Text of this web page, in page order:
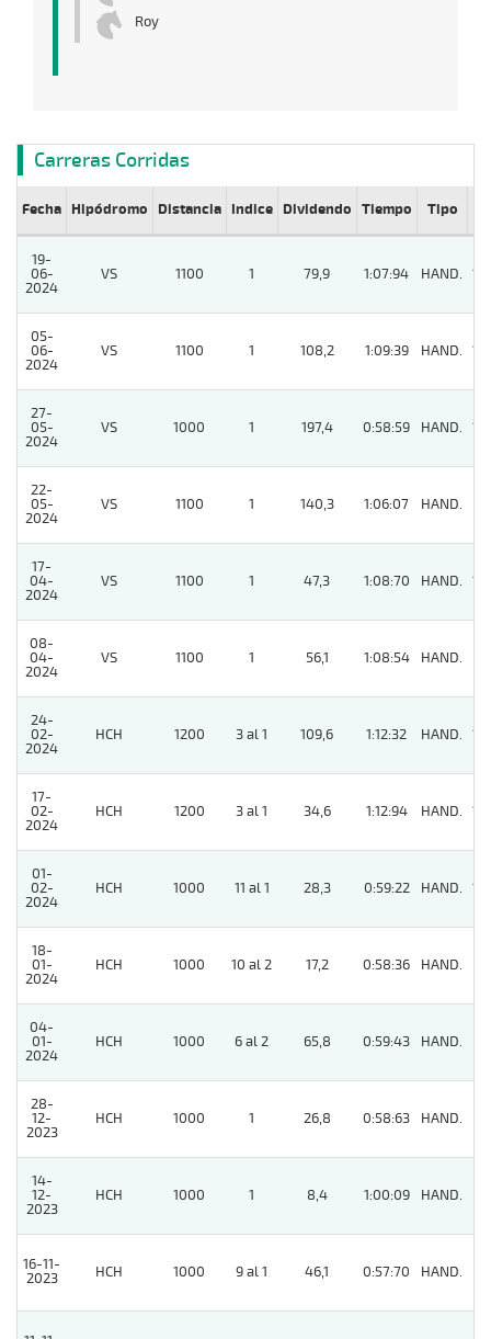
Roy
Carreras Corridas
Fecha Hipódromo Distancia Indice Dividendo Tiempo Tipo
19-
06-
2024
VS 1100 1 79,9 1:07:94 HAND. 13
05-
06-
2024
VS 1100 1 108,2 1:09:39 HAND. 13
27-
05-
2024
VS 1000 1 197,4 0:58:59 HAND. 13
22-
05-
2024
VS 1100 1 140,3 1:06:07 HAND.
17-
04-
2024
VS 1100 1 47,3 1:08:70 HAND. 10
08-
04-
2024
VS 1100 1 56,1 1:08:54 HAND.
24-
02-
2024
HCH 1200 3 al 1 109,6 1:12:32 HAND. 15
17-
02-
2024
HCH 1200 3 al 1 34,6 1:12:94 HAND. 13
01-
02-
2024
HCH 1000 11 al 1 28,3 0:59:22 HAND. 12
18-
01-
2024
HCH 1000 10 al 2 17,2 0:58:36 HAND.
04-
01-
2024
HCH 1000 6 al 2 65,8 0:59:43 HAND.
28-
12-
2023
HCH 1000 1 26,8 0:58:63 HAND.
14-
12-
2023
HCH 1000 1 8,4 1:00:09 HAND.
16-11-
2023
HCH 1000 9 al 1 46,1 0:57:70 HAND.